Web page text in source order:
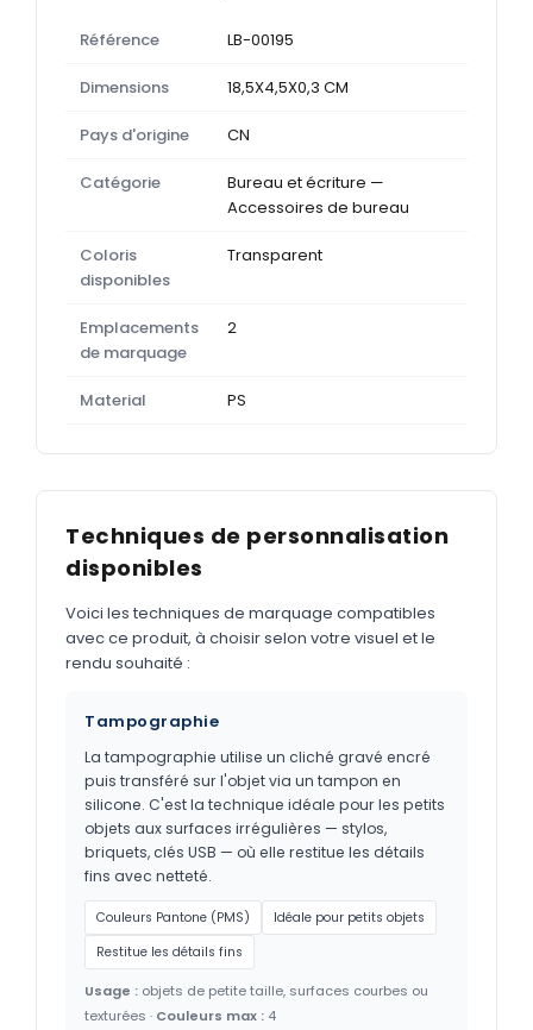
Référence LB-00195
Dimensions 18,5X4,5X0,3 CM
Pays d'origine CN
Catégorie
Bureau et écriture —
Accessoires de bureau
Coloris
disponibles
Transparent
Emplacements
de marquage
2
Material PS
Techniques de personnalisation
disponibles
Voici les techniques de marquage compatibles
avec ce produit, à choisir selon votre visuel et le
rendu souhaité :
Tampographie
La tampographie utilise un cliché gravé encré
puis transféré sur l'objet via un tampon en
silicone. C'est la technique idéale pour les petits
objets aux surfaces irrégulières — stylos,
briquets, clés USB — où elle restitue les détails
fins avec netteté.
Couleurs Pantone (PMS)
Idéale pour petits objets
Restitue les détails fins
Usage : objets de petite taille, surfaces courbes ou
texturées · Couleurs max : 4